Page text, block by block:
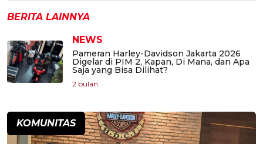
BERITA LAINNYA
NEWS
Pameran Harley-Davidson Jakarta 2026
Digelar di PIM 2, Kapan, Di Mana, dan Apa
Saja yang Bisa Dilihat?
2 bulan
KOMUNITAS